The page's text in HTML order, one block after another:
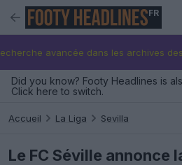
FR
avancée dans les archives
Did you know? Footy Headlines is
Click here to switch.
Accueil La Liga Sevilla
Le FC Séville annonce